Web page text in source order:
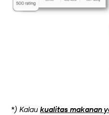
*) Kalaukualitas makanan